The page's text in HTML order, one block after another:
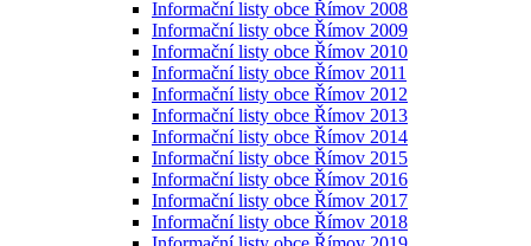
Informační listy obce Římov 2008
Informační listy obce Římov 2009
Informační listy obce Římov 2010
Informační listy obce Římov 2011
Informační listy obce Římov 2012
Informační listy obce Římov 2013
Informační listy obce Římov 2014
Informační listy obce Římov 2015
Informační listy obce Římov 2016
Informační listy obce Římov 2017
Informační listy obce Římov 2018